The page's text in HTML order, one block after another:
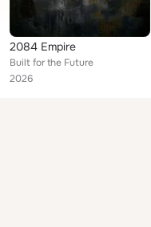
2084 Empire
Built for the Future
2026